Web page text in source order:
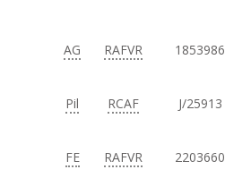
AG RAFVR 1853986
Pil RCAF J/25913
FE RAFVR 2203660